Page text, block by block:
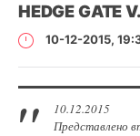
HEDGE GATE
10-12-2015,
10.12.2015
Представлено